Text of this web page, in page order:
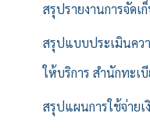
สรุปรายงานการจัดเ
สรุปแบบประเมินคว
ให้บริการ สำนักทะเ
สรุปแผนการใช้จ่าย